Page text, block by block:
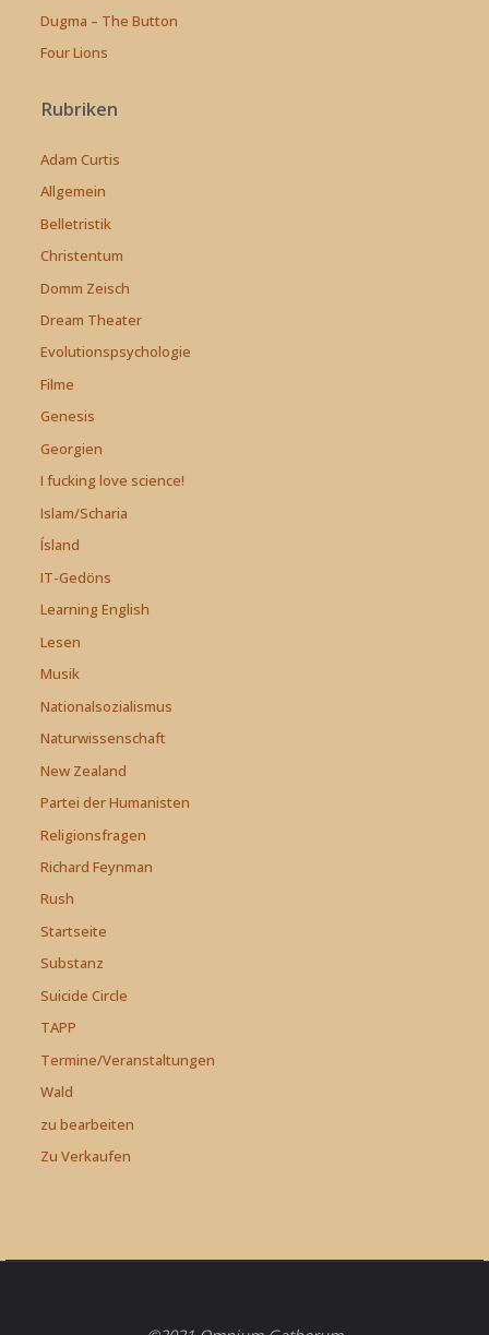
Dugma – The Button
Four Lions
Rubriken
Adam Curtis
Allgemein
Belletristik
Christentum
Domm Zeisch
Dream Theater
Evolutionspsychologie
Filme
Genesis
Georgien
I fucking love science!
Islam/Scharia
Ísland
IT-Gedöns
Learning English
Lesen
Musik
Nationalsozialismus
Naturwissenschaft
New Zealand
Partei der Humanisten
Religionsfragen
Richard Feynman
Rush
Startseite
Substanz
Suicide Circle
TAPP
Termine/Veranstaltungen
Wald
zu bearbeiten
Zu Verkaufen